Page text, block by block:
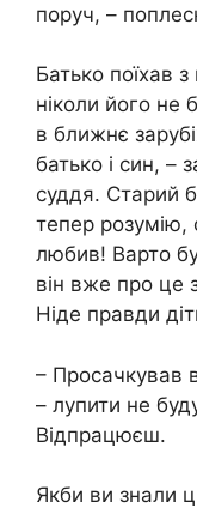
поруч, –
Батько поїхав
ніколи його не
в ближнє
батько і син, –
суддя. Старий
тепер
любив! Варто
він вже про це
Ніде правди
– Просачкував
– лупити не
Відпрацюєш.
Якби ви знали